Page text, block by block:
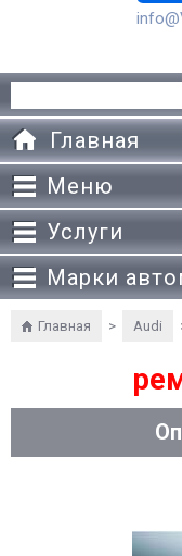
Главная
Меню
Услуги
Марки
Главная > Audi